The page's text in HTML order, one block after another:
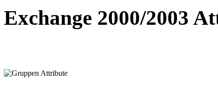
Exchange 2000/2003